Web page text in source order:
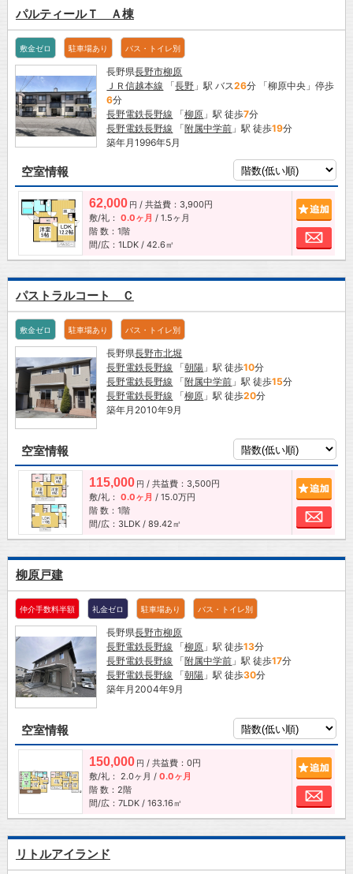
パルティールＴ Ａ棟
敷金ゼロ 駐車場あり バス・トイレ別
長野県長野市柳原
ＪＲ信越本線 「長野 」駅 バス26分 「柳原中央」停歩
6分
長野電鉄長野線 「柳原 」駅 徒歩7分
長野電鉄長野線 「附属中学前 」駅 徒歩19分
築年月1996年5月
空室情報
62,000 円 / 共益費：3,900円
敷/礼： 0.0ヶ月 / 1.5ヶ月
階 数：1階
間/広：1LDK / 42.6㎡
お
パストラルコート Ｃ
敷金ゼロ 駐車場あり バス・トイレ別
長野県長野市北堀
長野電鉄長野線 「朝陽 」駅 徒歩10分
長野電鉄長野線 「附属中学前 」駅 徒歩15分
長野電鉄長野線 「柳原 」駅 徒歩20分
築年月2010年9月
空室情報
115,000 円 / 共益費：3,500円
敷/礼： 0.0ヶ月 / 15.0万円
階 数：1階
間/広：3LDK / 89.42㎡
お
柳原戸建
仲介手数料半額 礼金ゼロ 駐車場あり バス・トイレ別
長野県長野市柳原
長野電鉄長野線 「柳原 」駅 徒歩13分
長野電鉄長野線 「附属中学前 」駅 徒歩17分
長野電鉄長野線 「朝陽 」駅 徒歩30分
築年月2004年9月
空室情報
150,000 円 / 共益費：0円
敷/礼： 2.0ヶ月 / 0.0ヶ月
階 数：2階
間/広：7LDK / 163.16㎡
お
リトルアイランド